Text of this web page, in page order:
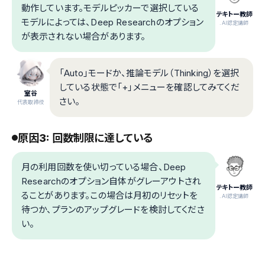
テキトー教師
.AI認定講師
動作しています。モデルピッカーで選択している
モデルによっては、Deep Researchのオプション
が表示されない場合があります。
室谷
代表取締役
「Auto」モードか、推論モデル（Thinking）を選択
している状態で「+」メニューを確認してみてくだ
さい。
原因3: 回数制限に達している
テキトー教師
.AI認定講師
月の利用回数を使い切っている場合、Deep
Researchのオプション自体がグレーアウトされ
ることがあります。この場合は月初のリセットを
待つか、プランのアップグレードを検討してくださ
い。